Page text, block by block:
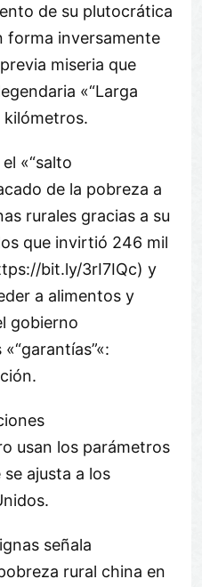
de su plutocrática
forma inversamente
miseria que
« Larga
kilómetros.
« salto
de la pobreza a
rurales gracias a su
que invirtió 246 mil
bit.ly/3rI7IQc) y
a alimentos y
gobierno
« garantías «:
usan los parámetros
ajusta a los
señala
rural china en